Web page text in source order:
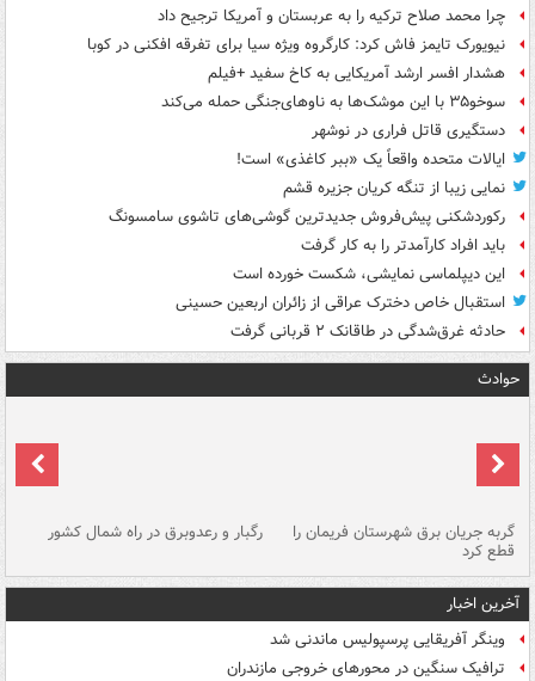
چرا محمد صلاح ترکیه را به عربستان و آمریکا ترجیح داد
نیویورک تایمز فاش کرد: کارگروه ویژه سیا برای تفرقه افکنی در کوبا
هشدار افسر ارشد آمریکایی به کاخ سفید +فیلم
سوخو۳۵ با این موشک‌ها به ناوهای‌جنگی حمله می‌کند
دستگیری قاتل فراری در نوشهر
ایالات متحده واقعاً یک «ببر کاغذی» است!
نمایی زیبا از تنگه کریان جزیره قشم
رکوردشکنی پیش‌فروش جدیدترین گوشی‌های تاشوی سامسونگ
باید افراد کارآمدتر را به کار گرفت
این دیپلماسی نمایشی، شکست خورده است
استقبال خاص دخترک عراقی از زائران اربعین حسینی
حادثه غرق‌شدگی در طاقانک ۲ قربانی گرفت
حوادث
گربه جریان برق شهرستان فریمان را
قطع کرد
رگبار و رعدوبرق در راه شمال کشور
آخرین اخبار
وینگر آفریقایی پرسپولیس ماندنی شد
ترافیک سنگین در محورهای خروجی مازندران